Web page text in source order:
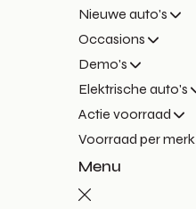
Nieuwe auto's
Occasions
Demo's
Elektrische auto's
Actie voorraad
Voorraad per merk
Menu